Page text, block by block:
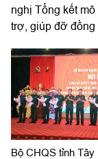
nghị Tổng kết
trợ, giúp đỡ đồng
Quân khu dự và
Bộ CHQS tỉnh Tây